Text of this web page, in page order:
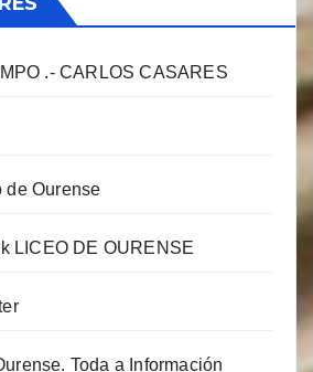
.- CARLOS CASARES
de Ourense
LICEO DE OURENSE
Toda a Información